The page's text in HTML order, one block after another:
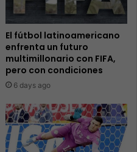
El fútbol latinoamericano
enfrenta un futuro
multimillonario con FIFA,
pero con condiciones
6 days ago